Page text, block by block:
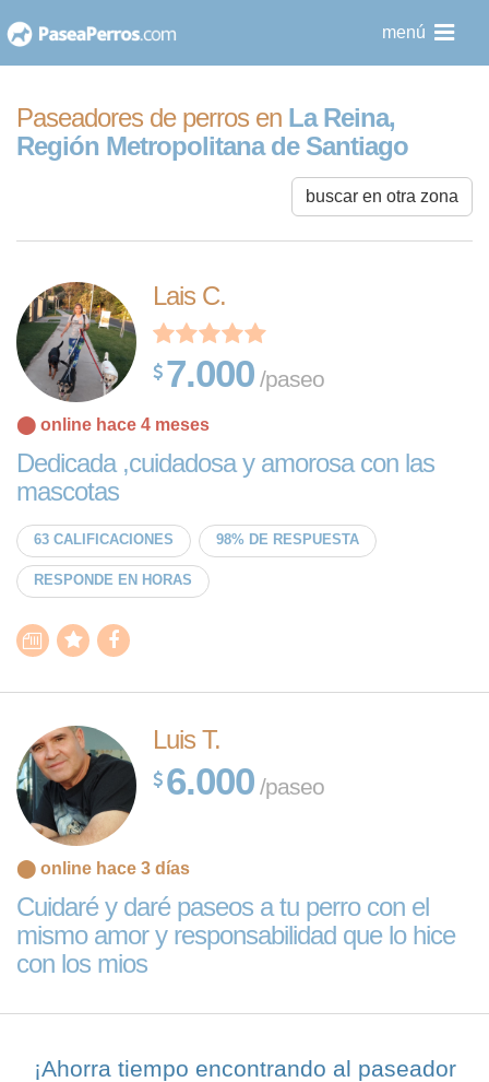
al
menú
Paseadores de perros en La Reina,
Región Metropolitana de Santiago
buscar en otra zona
Lais C.
7.000 /paseo
⬤ online hace 4 meses
Dedicada ,cuidadosa y amorosa con las
mascotas
63 CALIFICACIONES 98% DE RESPUESTA
RESPONDE EN HORAS
Luis T.
6.000 /paseo
⬤ online hace 3 días
Cuidaré y daré paseos a tu perro con el
mismo amor y responsabilidad que lo hice
con los mios
¡Ahorra tiempo encontrando al paseador